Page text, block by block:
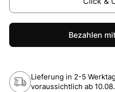
Lieferung in 2-5
voraussichtlich ab